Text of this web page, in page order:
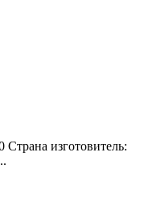
изготовитель: